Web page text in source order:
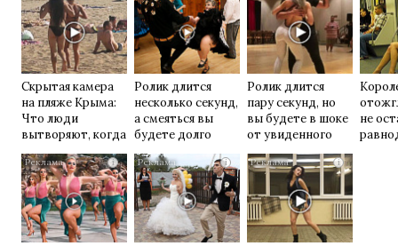
Скрытая камера
на пляже Крыма:
Что люди
вытворяют, когда
их не видят...
Ролик длится
несколько секунд,
а смеяться вы
будете долго
Ролик длится
пару секунд, но
вы будете в шоке
от увиденного
не
i i i